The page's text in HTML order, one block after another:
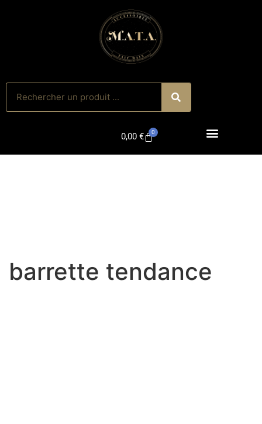
0,00 € 0
barrette tendance